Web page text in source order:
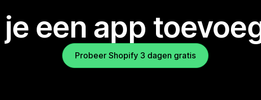
een app
Probeer Shopify 3 dagen gratis